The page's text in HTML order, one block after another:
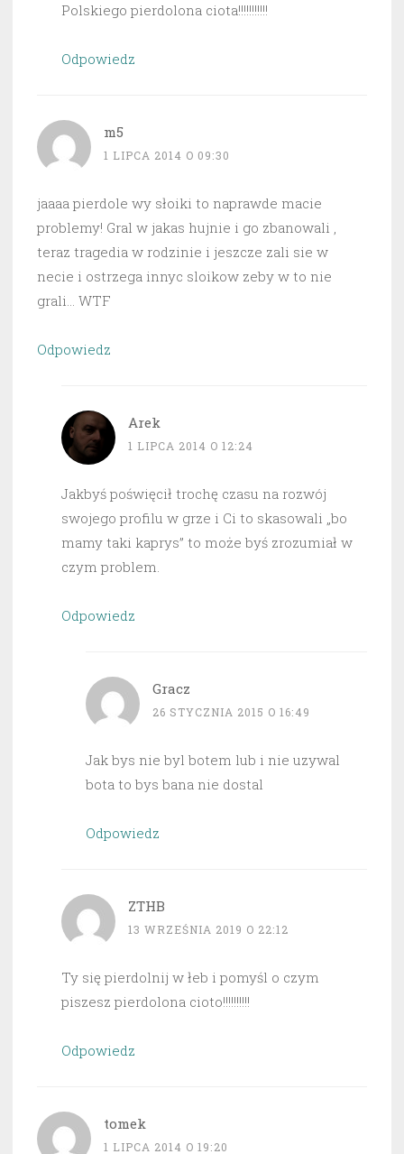
Polskiego pierdolona ciota!!!!!!!!!!!
Odpowiedz
m5
1 LIPCA 2014 O 09:30
jaaaa pierdole wy słoiki to naprawde macie
problemy! Gral w jakas hujnie i go zbanowali ,
teraz tragedia w rodzinie i jeszcze zali sie w
necie i ostrzega innyc sloikow zeby w to nie
grali… WTF
Odpowiedz
Arek
1 LIPCA 2014 O 12:24
Jakbyś poświęcił trochę czasu na rozwój
swojego profilu w grze i Ci to skasowali „bo
mamy taki kaprys” to może byś zrozumiał w
czym problem.
Odpowiedz
Gracz
26 STYCZNIA 2015 O 16:49
Jak bys nie byl botem lub i nie uzywal
bota to bys bana nie dostal
Odpowiedz
ZTHB
13 WRZEŚNIA 2019 O 22:12
Ty się pierdolnij w łeb i pomyśl o czym
piszesz pierdolona cioto!!!!!!!!!!
Odpowiedz
tomek
1 LIPCA 2014 O 19:20